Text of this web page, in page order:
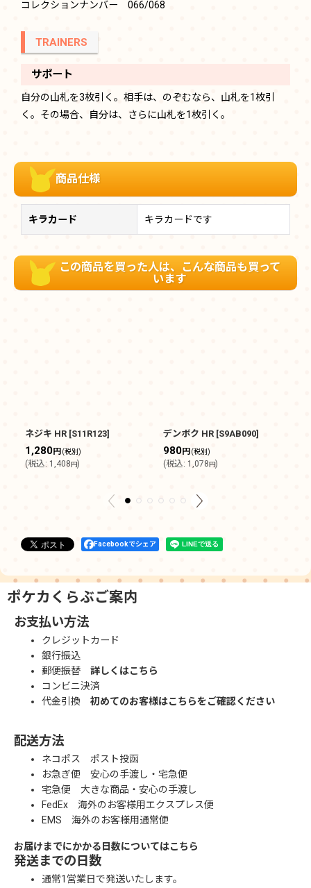
コレクションナンバー 066/068
TRAINERS
サポート
自分の山札を3枚引く。相手は、のぞむなら、山札を1枚引
く。その場合、自分は、さらに山札を1枚引く。
商品仕様
キラカード キラカードです
この商品を買った人は、こんな商品も買って
います
ネジキ HR [S11R123]
1,280円(税別)
(税込: 1,408円)
デンボク HR [S9AB090]
980円(税別)
(税込: 1,078円)
Facebookでシェア
ポケカくらぶご案内
お支払い方法
クレジットカード
銀行振込
郵便振替 詳しくはこちら
コンビニ決済
代金引換 初めてのお客様はこちらをご確認ください
配送方法
ネコポス ポスト投函
お急ぎ便 安心の手渡し・宅急便
宅急便 大きな商品・安心の手渡し
FedEx 海外のお客様用エクスプレス便
EMS 海外のお客様用通常便
お届けまでにかかる日数についてはこちら
発送までの日数
通常1営業日で発送いたします。